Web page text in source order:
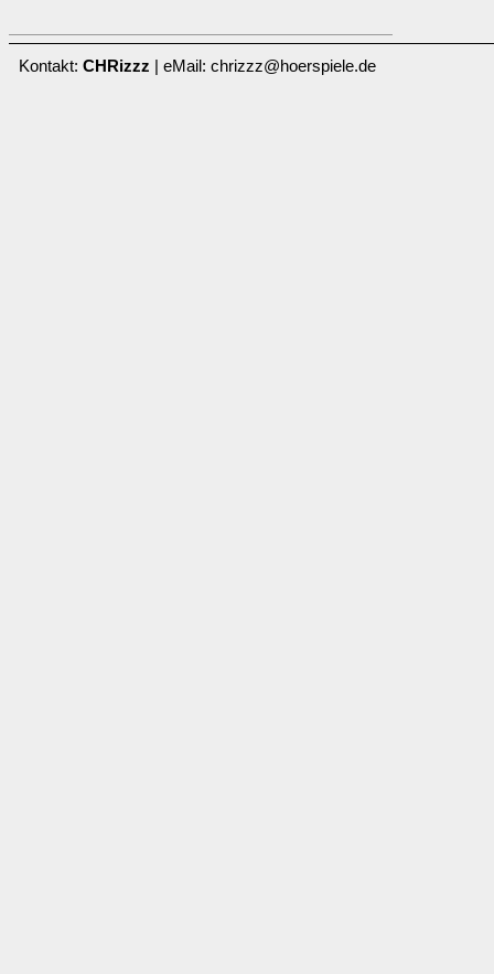
Kontakt: CHRizzz | eMail: chrizzz@hoerspiele.de